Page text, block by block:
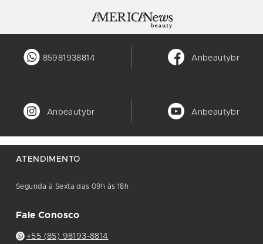
85981938814 Anbeautybr
Anbeautybr Anbeautybr
ATENDIMENTO
Segunda à Sexta das 09h às 18h
Fale Conosco
+55 (85) 98193-8814